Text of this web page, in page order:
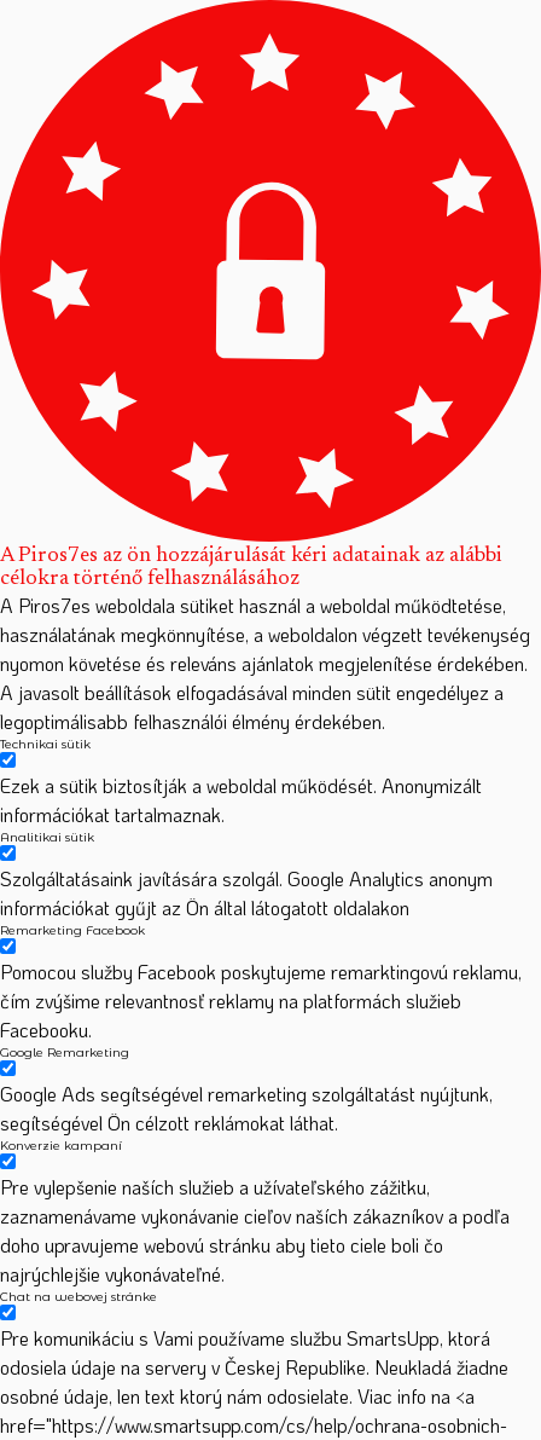
A Piros7es az ön hozzájárulását kéri adatainak az alábbi
célokra történő felhasználásához
A Piros7es weboldala sütiket használ a weboldal működtetése,
használatának megkönnyítése, a weboldalon végzett tevékenység
nyomon követése és releváns ajánlatok megjelenítése érdekében.
A javasolt beállítások elfogadásával minden sütit engedélyez a
legoptimálisabb felhasználói élmény érdekében.
Technikai sütik
Ezek a sütik biztosítják a weboldal működését. Anonymizált
információkat tartalmaznak.
Analitikai sütik
Szolgáltatásaink javítására szolgál. Google Analytics anonym
információkat gyűjt az Ön által látogatott oldalakon
Remarketing Facebook
Pomocou služby Facebook poskytujeme remarktingovú reklamu,
čím zvýšime relevantnosť reklamy na platformách služieb
Facebooku.
Google Remarketing
Google Ads segítségével remarketing szolgáltatást nyújtunk,
segítségével Ön célzott reklámokat láthat.
Konverzie kampaní
Pre vylepšenie naších služieb a užívateľského zážitku,
zaznamenávame vykonávanie cieľov naších zákazníkov a podľa
doho upravujeme webovú stránku aby tieto ciele boli čo
najrýchlejšie vykonávateľné.
Chat na webovej stránke
Pre komunikáciu s Vami používame službu SmartsUpp, ktorá
odosiela údaje na servery v Českej Republike. Neukladá žiadne
osobné údaje, len text ktorý nám odosielate. Viac info na <a
href="https://www.smartsupp.com/cs/help/ochrana-osobnich-